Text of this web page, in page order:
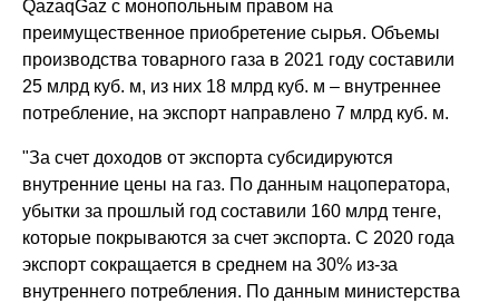
QazaqGaz с монопольным правом на
преимущественное приобретение сырья. Объемы
производства товарного газа в 2021 году составили
25 млрд куб. м, из них 18 млрд куб. м – внутреннее
потребление, на экспорт направлено 7 млрд куб. м.
"За счет доходов от экспорта субсидируются
внутренние цены на газ. По данным нацоператора,
убытки за прошлый год составили 160 млрд тенге,
которые покрываются за счет экспорта. С 2020 года
экспорт сокращается в среднем на 30% из-за
внутреннего потребления. По данным министерства